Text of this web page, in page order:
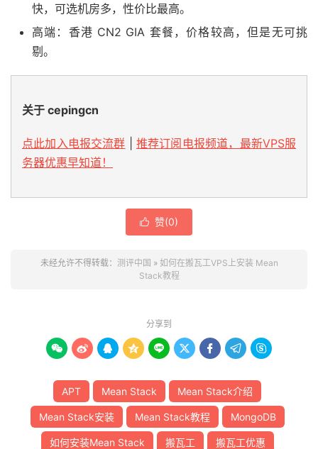
快，可选机房多，性价比最高。
高端：香港 CN2 GIA 套餐，价格较高，但是无可挑
剔。
关于 cepingcn
点此加入电报交流群
推荐订阅电报频道，最新VPS服
务器优惠早知道！
 赞(0)
未经允许不得转载： 测评中国 » 如何在搬瓦工VPS上安装 Mean
Stack教程
分享到
        
APT Mean Stack Mean Stack介绍
Mean Stack安装 Mean Stack教程 MongoDB
如何安装Mean Stack 搬瓦工 搬瓦工优惠